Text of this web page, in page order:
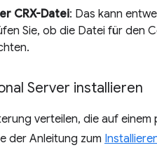
CRX-Datei: Das kann
Sie, ob die Datei für den
Server installieren
verteilen, die auf
der Anleitung zum